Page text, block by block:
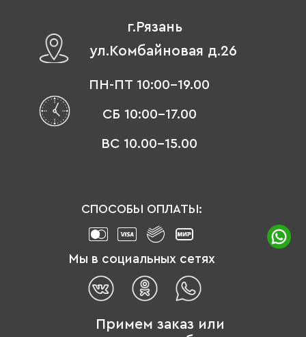
г.Рязань
ул.Комбайновая д.26
ПН-ПТ 10:00-19.00
СБ 10:00-17.00
ВС 10.00-15.00
СПОСОБЫ ОПЛАТЫ:
Мы в социальных сетях
Примем заказ или